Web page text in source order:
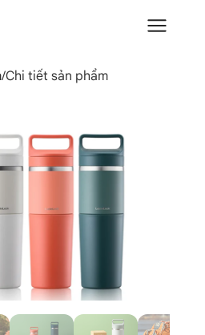
/Chi tiết sản phẩm